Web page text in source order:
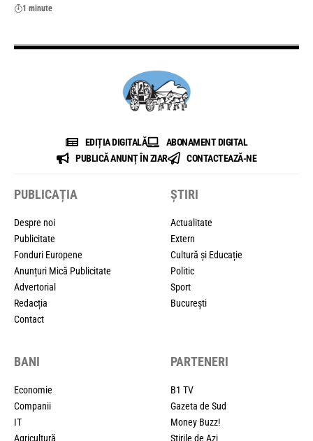
1 minute
EDIȚIA DIGITALĂ
ABONAMENT DIGITAL
PUBLICĂ ANUNȚ ÎN ZIAR
CONTACTEAZĂ-NE
PUBLICAȚIA
Despre noi
Publicitate
Fonduri Europene
Anunțuri Mică Publicitate
Advertorial
Redacția
Contact
ȘTIRI
Actualitate
Extern
Cultură și Educație
Politic
Sport
București
BANI
Economie
Companii
IT
Agricultură
PARTENERI
B1 TV
Gazeta de Sud
Money Buzz!
Știrile de Azi